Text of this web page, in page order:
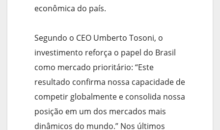
econômica do país.
Segundo o CEO Umberto Tosoni, o
investimento reforça o papel do Brasil
como mercado prioritário: “Este
resultado confirma nossa capacidade de
competir globalmente e consolida nossa
posição em um dos mercados mais
dinâmicos do mundo.” Nos últimos